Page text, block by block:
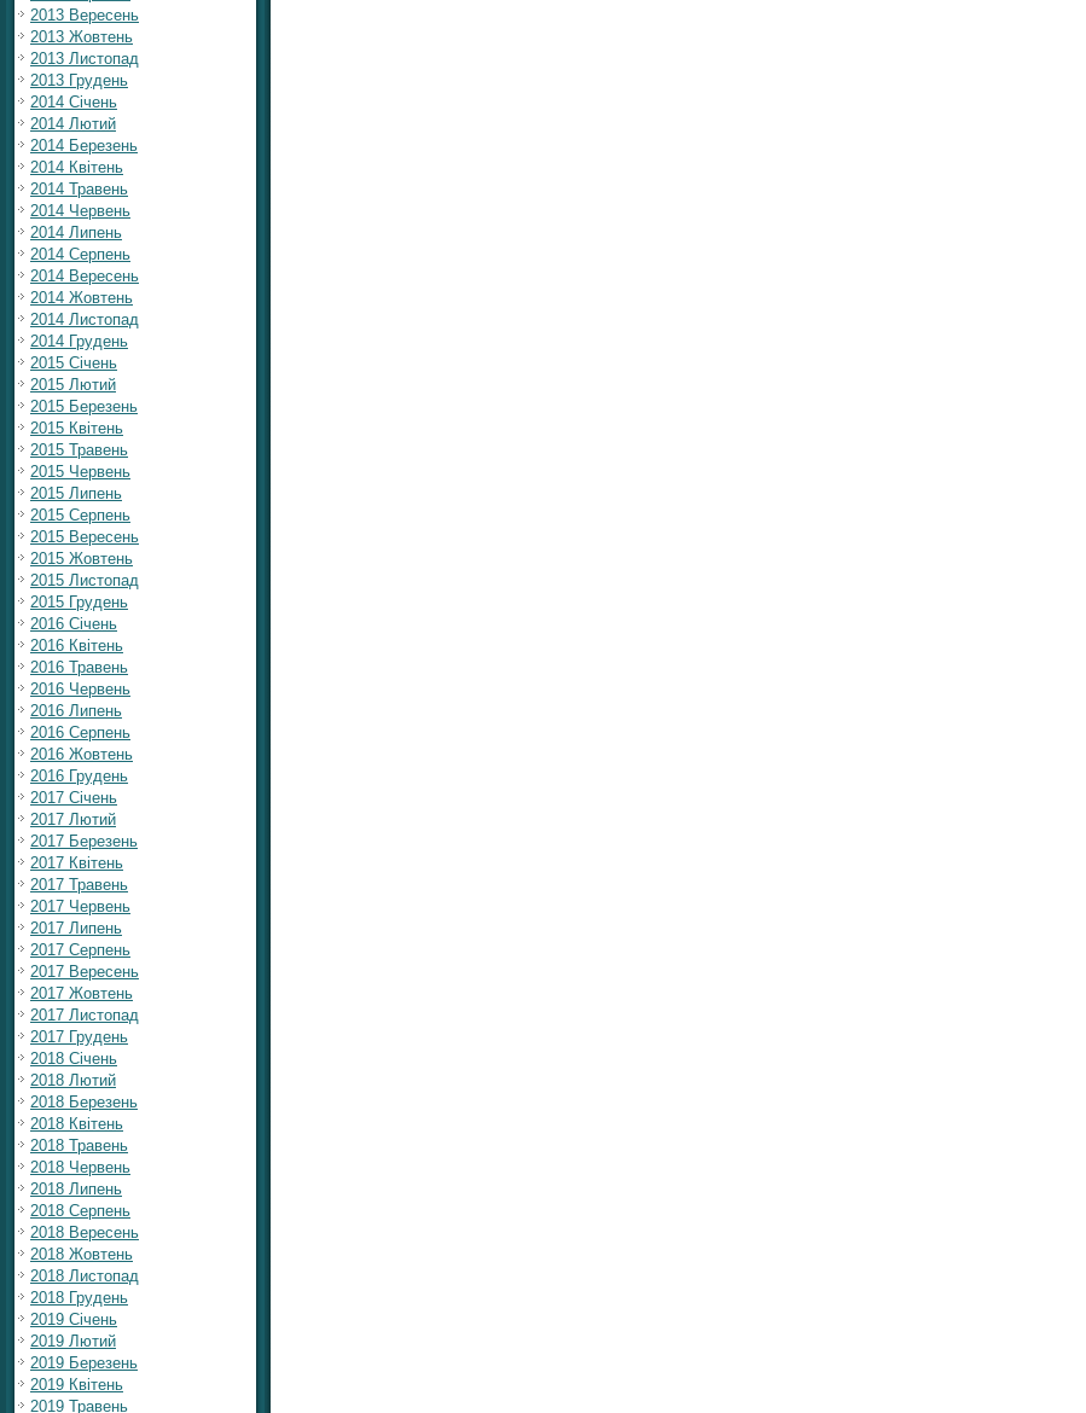
2013 Вересень
2013 Жовтень
2013 Листопад
2013 Грудень
2014 Січень
2014 Лютий
2014 Березень
2014 Квітень
2014 Травень
2014 Червень
2014 Липень
2014 Серпень
2014 Вересень
2014 Жовтень
2014 Листопад
2014 Грудень
2015 Січень
2015 Лютий
2015 Березень
2015 Квітень
2015 Травень
2015 Червень
2015 Липень
2015 Серпень
2015 Вересень
2015 Жовтень
2015 Листопад
2015 Грудень
2016 Січень
2016 Квітень
2016 Травень
2016 Червень
2016 Липень
2016 Серпень
2016 Жовтень
2016 Грудень
2017 Січень
2017 Лютий
2017 Березень
2017 Квітень
2017 Травень
2017 Червень
2017 Липень
2017 Серпень
2017 Вересень
2017 Жовтень
2017 Листопад
2017 Грудень
2018 Січень
2018 Лютий
2018 Березень
2018 Квітень
2018 Травень
2018 Червень
2018 Липень
2018 Серпень
2018 Вересень
2018 Жовтень
2018 Листопад
2018 Грудень
2019 Січень
2019 Лютий
2019 Березень
2019 Квітень
2019 Травень